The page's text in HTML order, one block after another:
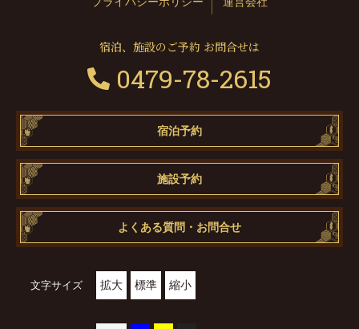
宿泊、施設のご予約 お問合せは
0479-78-2615
宿泊予約
施設予約
よくある質問・お問合せ
文字サイズ 拡大 標準 縮小